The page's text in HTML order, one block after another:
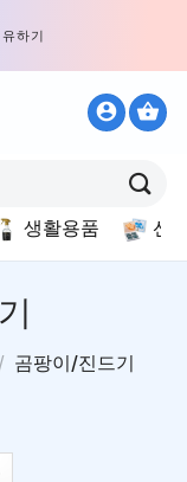
하기
생활용품 선
/ 곰팡이/진드기